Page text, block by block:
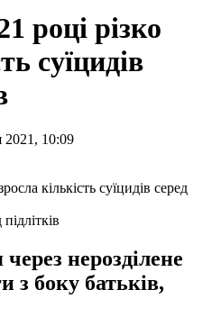
році різко
суїцидів
2021, 10:09
нерозділене
з боку батьків,